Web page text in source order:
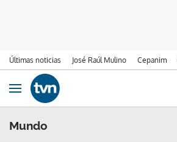
Últimas noticias José Raúl Mulino Cepanim
Ir al contenido
Obrir navegació
Mundo